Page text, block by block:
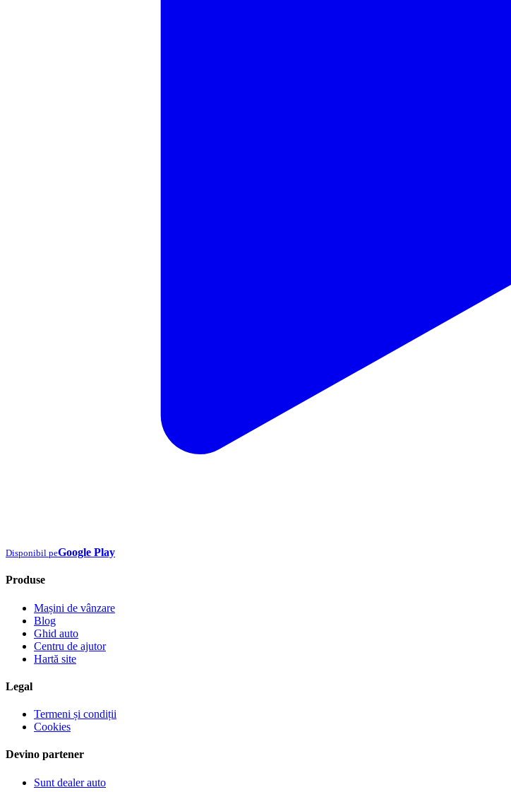
Disponibil peGoogle Play
Produse
Mașini de vânzare
Blog
Ghid auto
Centru de ajutor
Hartă site
Legal
Termeni și condiții
Cookies
Devino partener
Sunt dealer auto